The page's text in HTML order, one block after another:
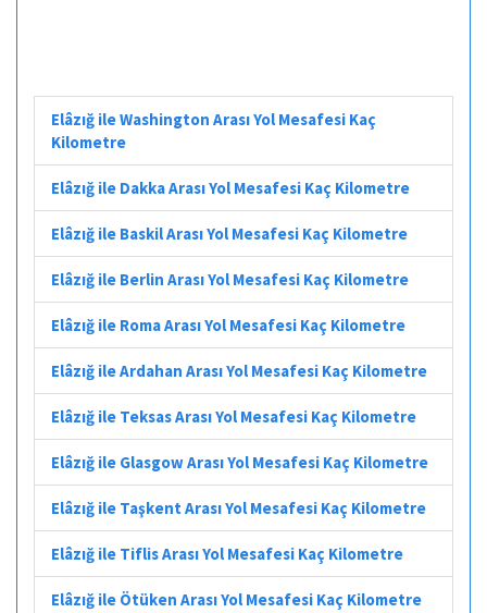
Elâzığ ile Washington Arası Yol Mesafesi Kaç
Kilometre
Elâzığ ile Dakka Arası Yol Mesafesi Kaç Kilometre
Elâzığ ile Baskil Arası Yol Mesafesi Kaç Kilometre
Elâzığ ile Berlin Arası Yol Mesafesi Kaç Kilometre
Elâzığ ile Roma Arası Yol Mesafesi Kaç Kilometre
Elâzığ ile Ardahan Arası Yol Mesafesi Kaç Kilometre
Elâzığ ile Teksas Arası Yol Mesafesi Kaç Kilometre
Elâzığ ile Glasgow Arası Yol Mesafesi Kaç Kilometre
Elâzığ ile Taşkent Arası Yol Mesafesi Kaç Kilometre
Elâzığ ile Tiflis Arası Yol Mesafesi Kaç Kilometre
Elâzığ ile Ötüken Arası Yol Mesafesi Kaç Kilometre